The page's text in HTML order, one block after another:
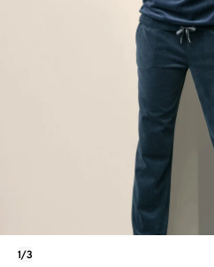
1/3